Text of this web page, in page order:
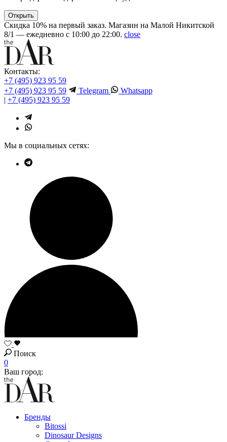
Открыть
Скидка 10% на первый заказ. Магазин на Малой Никитской
8/1 — ежедневно с 10:00 до 22:00. close
Контакты:
+7 (495) 923 95 59
+7 (495) 923 95 59
Telegram
Whatsapp
| +7 (495) 923 95 59
Мы в социальных сетях:
Поиск
0
Ваш город:
Бренды
Bitossi
Dinosaur Designs